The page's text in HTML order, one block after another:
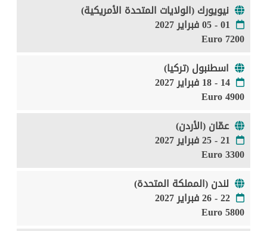
نيويورك (الولايات المتحدة الأمريكية)
01 - 05 فبراير 2027
7200 Euro
اسطنبول (تركيا)
14 - 18 فبراير 2027
4900 Euro
عمّان (الأردن)
21 - 25 فبراير 2027
3300 Euro
لندن (المملكة المتحدة)
22 - 26 فبراير 2027
5800 Euro